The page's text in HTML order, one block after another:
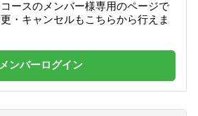
ースのメンバー様専用のページで
・キャンセルもこちらから行えま
メンバーログイン